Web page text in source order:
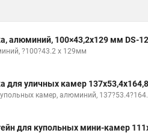
алюминий, 100×43,2x129 мм DS-
?100?43.2 x 129мм
для уличных камер
камер, алюминий,
для купольных мини-камер